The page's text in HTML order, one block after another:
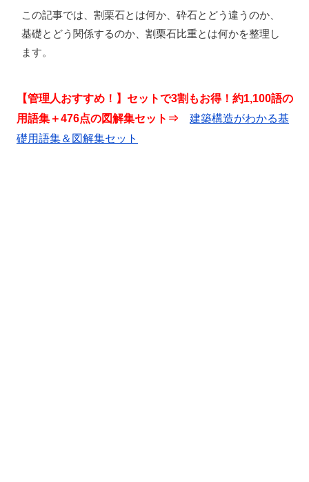
この記事では、 割栗石とは何か、砕石とどう違うのか、
基礎とどう関係するのか、割栗石比重とは何かを整理し
ます。
【管理人おすすめ！】セットで3割もお得！約1,100語の
用語集＋476点の図解集セット⇒ 建築構造がわかる基
礎用語集＆図解集セット